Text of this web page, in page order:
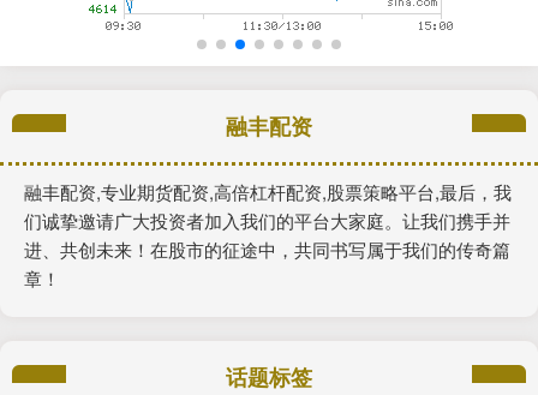
融丰配资
融丰配资,专业期货配资,高倍杠杆配资,股票策略平台,最后，我
们诚挚邀请广大投资者加入我们的平台大家庭。让我们携手并
进、共创未来！在股市的征途中，共同书写属于我们的传奇篇
章！
话题标签